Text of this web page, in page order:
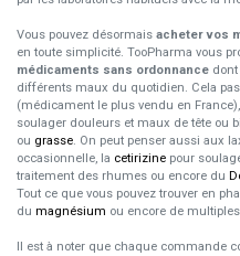
Vous pouvez désormais acheter vos
en toute simplicité. TooPharma vous
médicaments sans ordonnance
différents maux du quotidien. Cela
(médicament le plus vendu en
soulager douleurs et maux de tête ou
ou grasse. On peut penser aussi aux
occasionnelle, la cetirizine pour
traitement des rhumes ou encore du
Tout ce que vous pouvez trouver en
du magnésium ou encore de
Il est à noter que chaque commande